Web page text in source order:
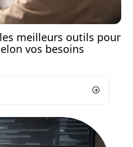
meilleurs outils pour
vos besoins